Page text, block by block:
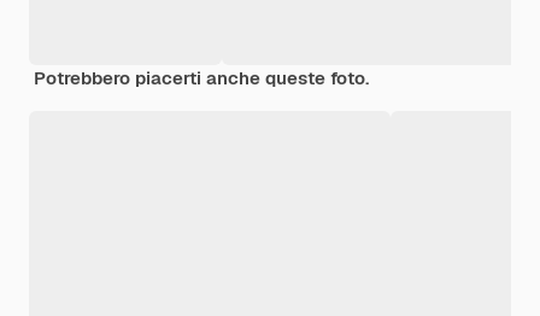
Potrebbero piacerti anche queste foto.